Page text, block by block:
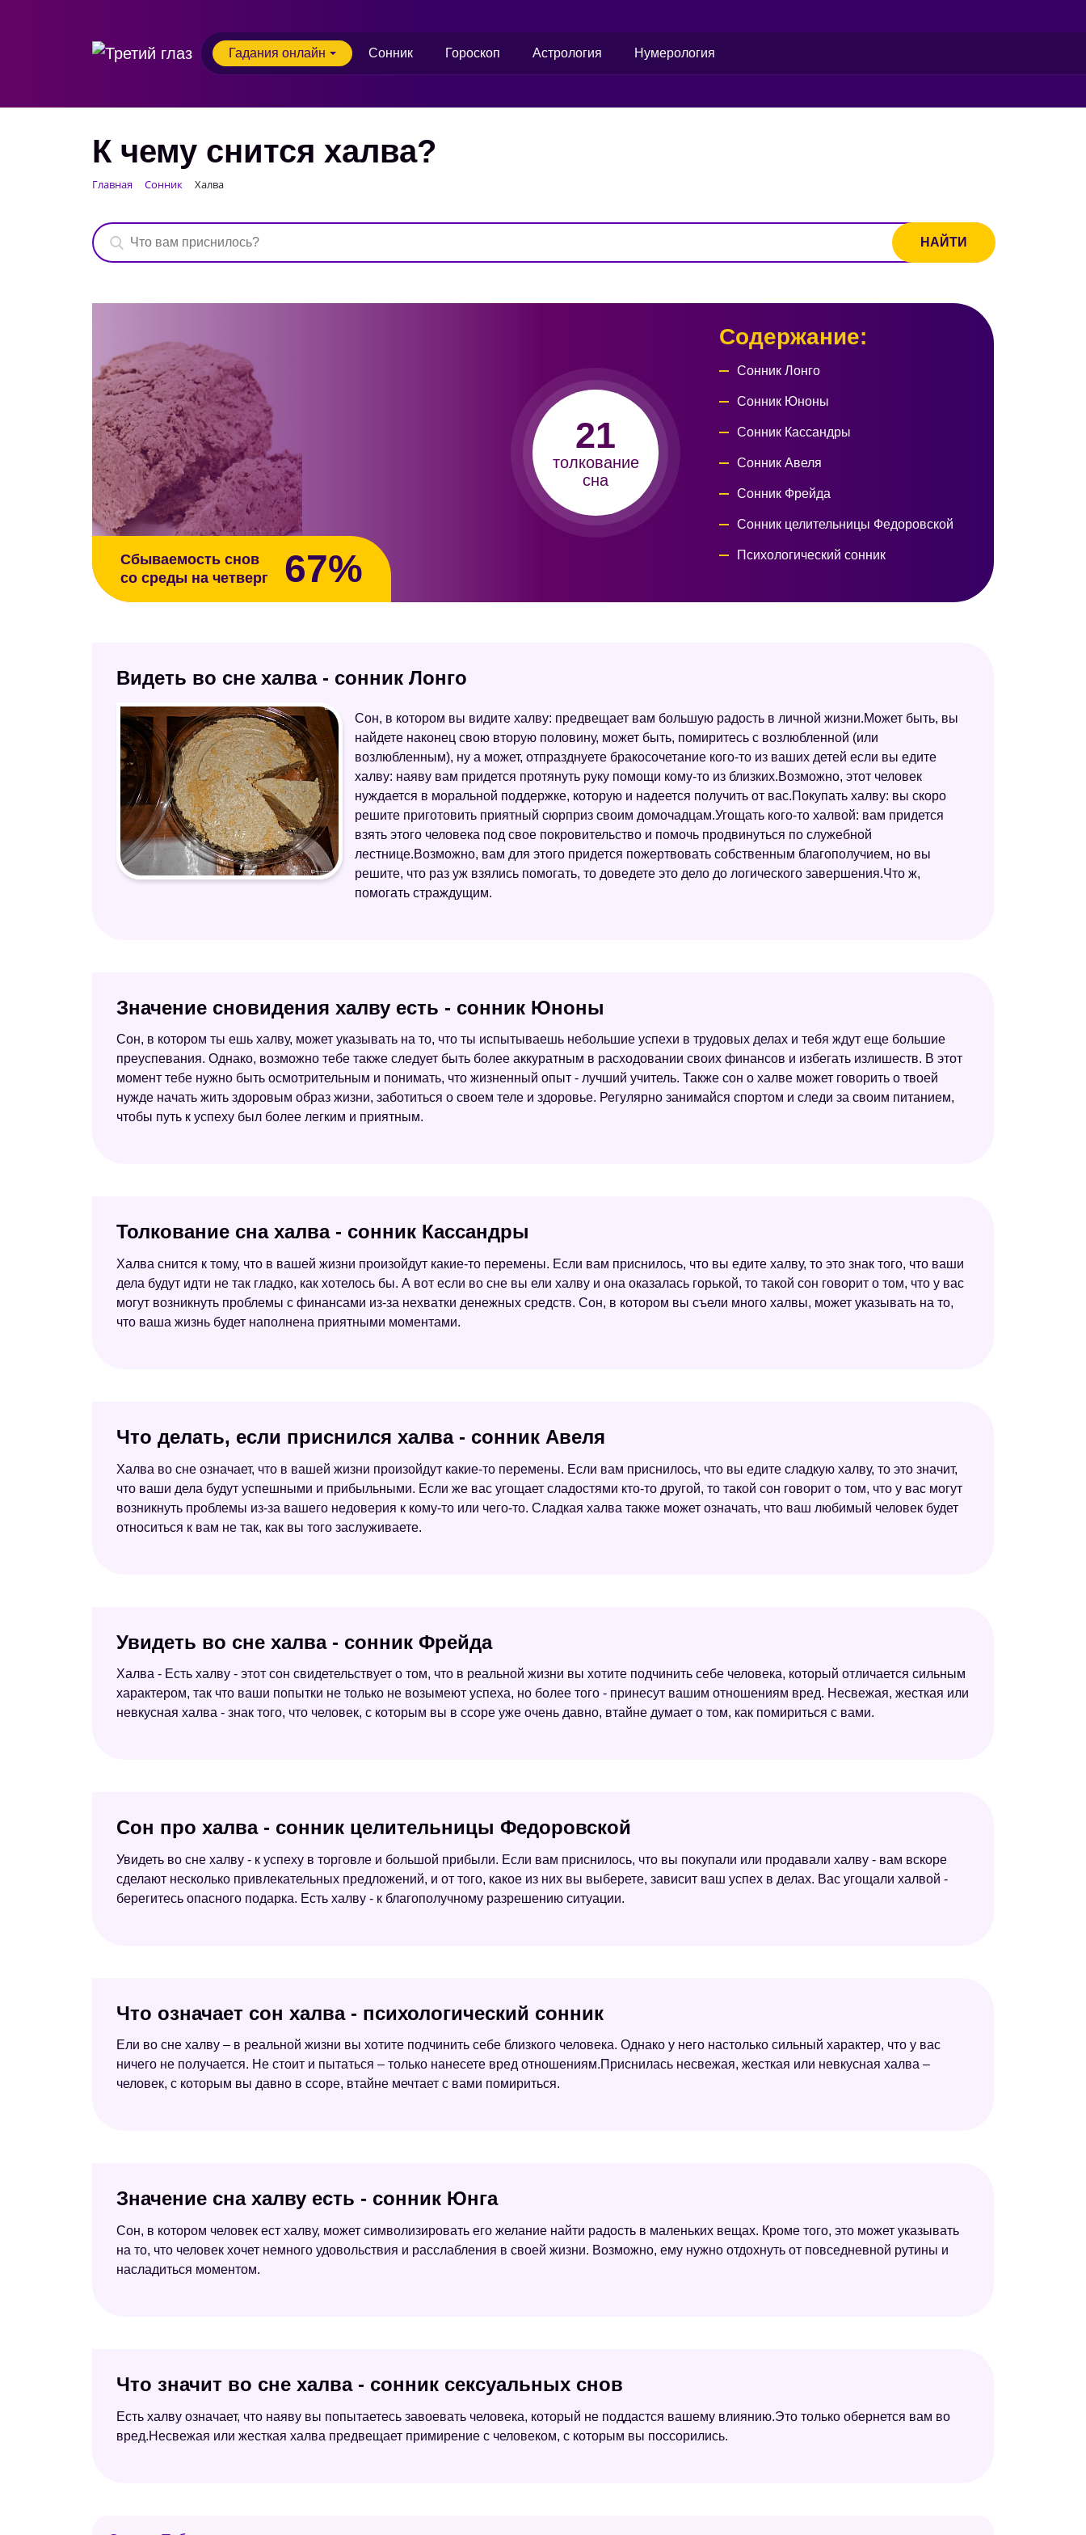
Гадания онлайн Сонник Гороскоп Астрология Нумерология
К чему снится халва?
Главная Сонник Халва
Сбываемость снов
со среды на четверг
67%
21
толкование
сна
Содержание:
Сонник Лонго
Сонник Юноны
Сонник Кассандры
Сонник Авеля
Сонник Фрейда
Сонник целительницы Федоровской
Психологический сонник
Сонник Симеона Прозорова
Восточный сонник
Новейший сонник
Большой сонник (Наталья Степанова)
Астрологический сонник
Видеть во сне халва - сонник Лонго
Сон, в котором вы видите халву: предвещает вам большую радость в личной жизни.Может быть, вы
найдете наконец свою вторую половину, может быть, помиритесь с возлюбленной (или
возлюбленным), ну а может, отпразднуете бракосочетание кого-то из ваших детей если вы едите
халву: наяву вам придется протянуть руку помощи кому-то из близких.Возможно, этот человек
нуждается в моральной поддержке, которую и надеется получить от вас.Покупать халву: вы скоро
решите приготовить приятный сюрприз своим домочадцам.Угощать кого-то халвой: вам придется
взять этого человека под свое покровительство и помочь продвинуться по служебной
лестнице.Возможно, вам для этого придется пожертвовать собственным благополучием, но вы
решите, что раз уж взялись помогать, то доведете это дело до логического завершения.Что ж,
помогать страждущим.
Значение сновидения халву есть - сонник Юноны
Сон, в котором ты ешь халву, может указывать на то, что ты испытываешь небольшие успехи в трудовых делах и тебя ждут еще большие
преуспевания. Однако, возможно тебе также следует быть более аккуратным в расходовании своих финансов и избегать излишеств. В этот
момент тебе нужно быть осмотрительным и понимать, что жизненный опыт - лучший учитель. Также сон о халве может говорить о твоей
нужде начать жить здоровым образ жизни, заботиться о своем теле и здоровье. Регулярно занимайся спортом и следи за своим питанием,
чтобы путь к успеху был более легким и приятным.
Толкование сна халва - сонник Кассандры
Халва снится к тому, что в вашей жизни произойдут какие-то перемены. Если вам приснилось, что вы едите халву, то это знак того, что ваши
дела будут идти не так гладко, как хотелось бы. А вот если во сне вы ели халву и она оказалась горькой, то такой сон говорит о том, что у вас
могут возникнуть проблемы с финансами из-за нехватки денежных средств. Сон, в котором вы съели много халвы, может указывать на то,
что ваша жизнь будет наполнена приятными моментами.
Что делать, если приснился халва - сонник Авеля
Халва во сне означает, что в вашей жизни произойдут какие-то перемены. Если вам приснилось, что вы едите сладкую халву, то это значит,
что ваши дела будут успешными и прибыльными. Если же вас угощает сладостями кто-то другой, то такой сон говорит о том, что у вас могут
возникнуть проблемы из-за вашего недоверия к кому-то или чего-то. Сладкая халва также может означать, что ваш любимый человек будет
относиться к вам не так, как вы того заслуживаете.
Увидеть во сне халва - сонник Фрейда
Халва - Есть халву - этот сон свидетельствует о том, что в реальной жизни вы хотите подчинить себе человека, который отличается сильным
характером, так что ваши попытки не только не возымеют успеха, но более того - принесут вашим отношениям вред. Несвежая, жесткая или
невкусная халва - знак того, что человек, с которым вы в ссоре уже очень давно, втайне думает о том, как помириться с вами.
Сон про халва - сонник целительницы Федоровской
Увидеть во сне халву - к успеху в торговле и большой прибыли. Если вам приснилось, что вы покупали или продавали халву - вам вскоре
сделают несколько привлекательных предложений, и от того, какое из них вы выберете, зависит ваш успех в делах. Вас угощали халвой -
берегитесь опасного подарка. Есть халву - к благополучному разрешению ситуации.
Что означает сон халва - психологический сонник
Ели во сне халву – в реальной жизни вы хотите подчинить себе близкого человека. Однако у него настолько сильный характер, что у вас
ничего не получается. Не стоит и пытаться – только нанесете вред отношениям.Приснилась несвежая, жесткая или невкусная халва –
человек, с которым вы давно в ссоре, втайне мечтает с вами помириться.
Значение сна халву есть - сонник Юнга
Сон, в котором человек ест халву, может символизировать его желание найти радость в маленьких вещах. Кроме того, это может указывать
на то, что человек хочет немного удовольствия и расслабления в своей жизни. Возможно, ему нужно отдохнуть от повседневной рутины и
насладиться моментом.
Что значит во сне халва - сонник сексуальных снов
Есть халву означает, что наяву вы попытаетесь завоевать человека, который не поддастся вашему влиянию.Это только обернется вам во
вред.Несвежая или жесткая халва предвещает примирение с человеком, с которым вы поссорились.